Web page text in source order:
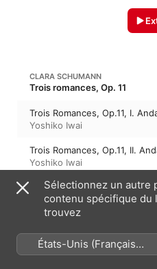
CLARA SCHUMANN
Trois romances, Op. 11
Trois Romances, Op.11, I.
Yoshiko Iwai
Trois Romances, Op.11, II.
Yoshiko Iwai
Trois Romances, Op.11, III.
Yoshiko Iwai
C. SCHUMANN: SONATA IN G
Sélectionnez un autre
contenu spécifique du
trouvez
États-Unis (Français
France)